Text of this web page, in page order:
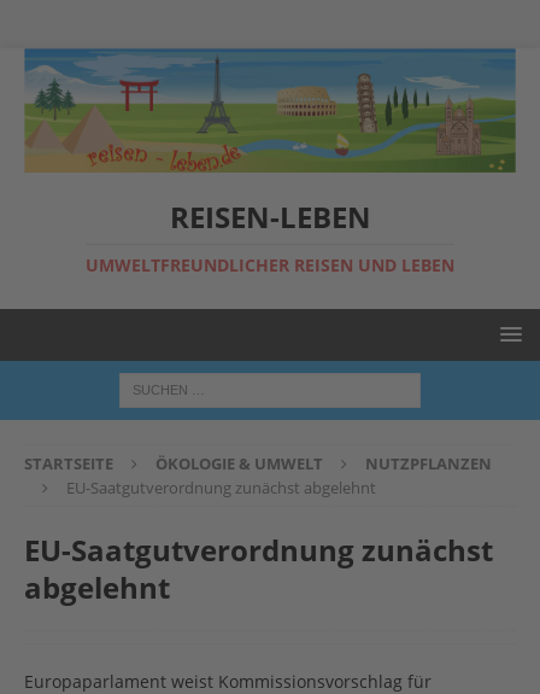
REISEN-LEBEN
UMWELTFREUNDLICHER REISEN UND LEBEN
STARTSEITE ÖKOLOGIE & UMWELT
NUTZPFLANZEN
EU-Saatgutverordnung zunächst abgelehnt
EU-Saatgutverordnung zunächst
abgelehnt
Europaparlament weist Kommissionsvorschlag für